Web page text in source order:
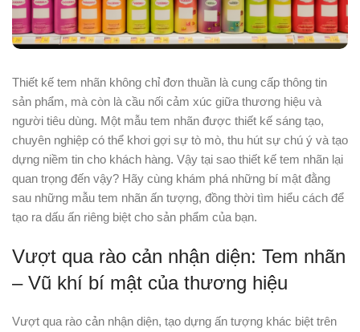
Thiết kế tem nhãn không chỉ đơn thuần là cung cấp thông tin
sản phẩm, mà còn là cầu nối cảm xúc giữa thương hiệu và
người tiêu dùng. Một mẫu tem nhãn được thiết kế sáng tạo,
chuyên nghiệp có thể khơi gợi sự tò mò, thu hút sự chú ý và tạo
dựng niềm tin cho khách hàng. Vậy tại sao thiết kế tem nhãn lại
quan trọng đến vậy? Hãy cùng khám phá những bí mật đằng
sau những mẫu tem nhãn ấn tượng, đồng thời tìm hiểu cách để
tạo ra dấu ấn riêng biệt cho sản phẩm của bạn.
Vượt qua rào cản nhận diện: Tem nhãn
– Vũ khí bí mật của thương hiệu
Vượt qua rào cản nhận diện, tạo dựng ấn tượng khác biệt trên